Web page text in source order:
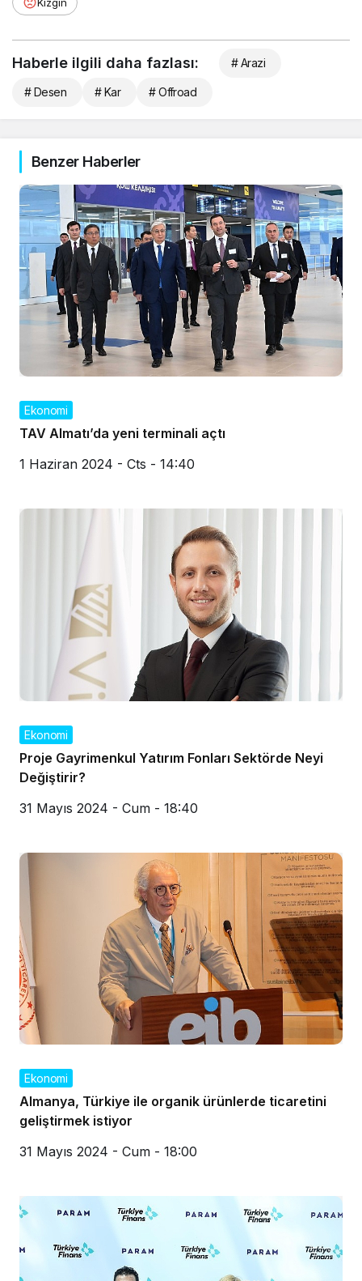
Kızgın
Haberle ilgili daha fazlası: # Arazi
# Desen # Kar # Offroad
Benzer Haberler
Ekonomi
TAV Almatı’da yeni terminali açtı
1 Haziran 2024 - Cts - 14:40
Ekonomi
Proje Gayrimenkul Yatırım Fonları Sektörde Neyi
Değiştirir?
31 Mayıs 2024 - Cum - 18:40
Ekonomi
Almanya, Türkiye ile organik ürünlerde ticaretini
geliştirmek istiyor
31 Mayıs 2024 - Cum - 18:00